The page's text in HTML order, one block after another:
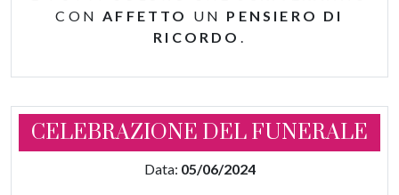
CONAFFETTO UN PENSIERO DI
RICORDO .
CELEBRAZIONE DEL FUNERALE
Data: 05/06/2024